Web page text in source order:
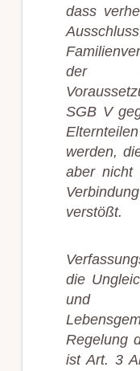
dass
der
SGB V
werden,
aber
verstößt.
die
und
Regelung
ist Art. 3